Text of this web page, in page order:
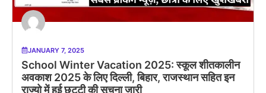
JANUARY 7, 2025
School Winter Vacation 2025: स्कूल शीतकालीन
अवकाश 2025 के लिए दिल्ली, बिहार, राजस्थान सहित इन
राज्यो में हुई छुट्टी की सूचना जारी